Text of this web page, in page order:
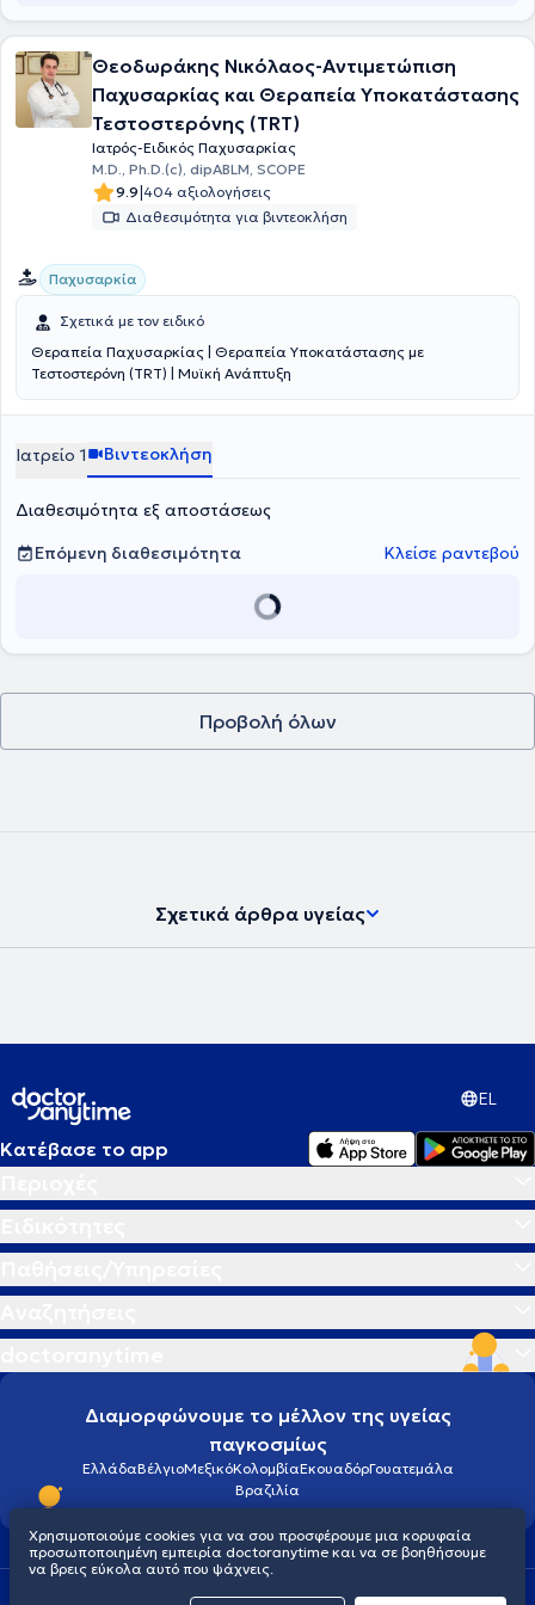
Θεοδωράκης Νικόλαος-Αντιμετώπιση
Παχυσαρκίας και Θεραπεία Υποκατάστασης
Τεστοστερόνης (TRT)
Ιατρός-Ειδικός Παχυσαρκίας
M.D., Ph.D.(c), dipABLM, SCOPE
9.9|404 αξιολογήσεις
Διαθεσιμότητα για βιντεοκλήση
Παχυσαρκία
Σχετικά με τον ειδικό
Θεραπεία Παχυσαρκίας | Θεραπεία Υποκατάστασης με
Τεστοστερόνη (TRT) | Μυϊκή Ανάπτυξη
Ιατρείο 1 Βιντεοκλήση
Διαθεσιμότητα εξ αποστάσεως
Επόμενη διαθεσιμότητα
Κλείσε ραντεβού
Προβολή όλων
Σχετικά άρθρα υγείας
EL
Κατέβασε το app
Διαμορφώνουμε το μέλλον της υγείας
παγκοσμίως
ΕλλάδαΒέλγιοΜεξικόΚολομβίαΕκουαδόρΓουατεμάλα
Βραζιλία
Πολιτική προστασίας προσωπικού απορρήτου
Χρησιμοποιούμε cookies για να σου προσφέρουμε μια κορυφαία
προσωποποιημένη εμπειρία doctoranytime και να σε βοηθήσουμε
να βρεις εύκολα αυτό που ψάχνεις.